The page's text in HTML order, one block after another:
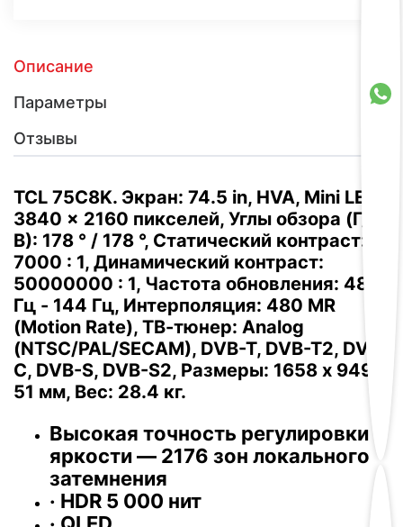
Описание
Параметры
Отзывы
TCL 75C8K. Экран: 74.5 in, HVA, Mini LED,
3840 x 2160 пикселей, Углы обзора (Г/
В): 178 ° / 178 °, Статический контраст:
7000 : 1, Динамический контраст:
50000000 : 1, Частота обновления: 48
Гц - 144 Гц, Интерполяция: 480 MR
(Motion Rate), ТВ-тюнер: Analog
(NTSC/PAL/SECAM), DVB-T, DVB-T2, DVB-
C, DVB-S, DVB-S2, Размеры: 1658 x 949 x
51 мм, Вес: 28.4 кг.
Высокая точность регулировки
яркости — 2176 зон локального
затемнения
· HDR 5 000 нит